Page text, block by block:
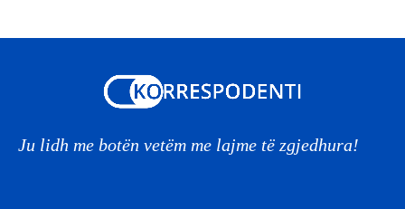
Ju lidh me botën vetëm me lajme të zgjedhura!